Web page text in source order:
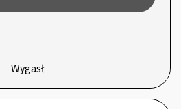
Wygasł